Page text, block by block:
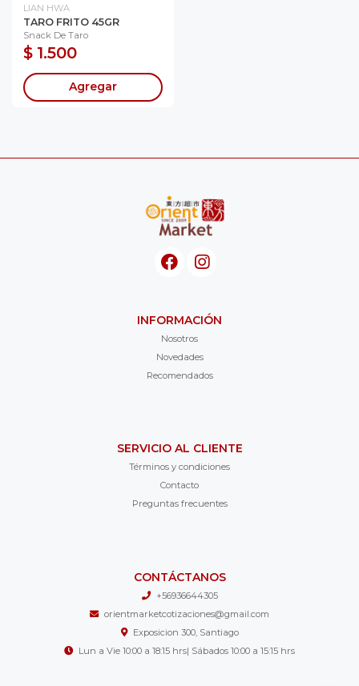
LIAN HWA
TARO FRITO 45GR
Snack De Taro
$ 1.500
Agregar
INFORMACIÓN
Nosotros
Novedades
Recomendados
SERVICIO AL CLIENTE
Términos y condiciones
Contacto
Preguntas frecuentes
CONTÁCTANOS
+56936644305
orientmarketcotizaciones@gmail.com
Exposicion 300, Santiago
Lun a Vie 10:00 a 18:15 hrs| Sábados 10:00 a 15:15 hrs